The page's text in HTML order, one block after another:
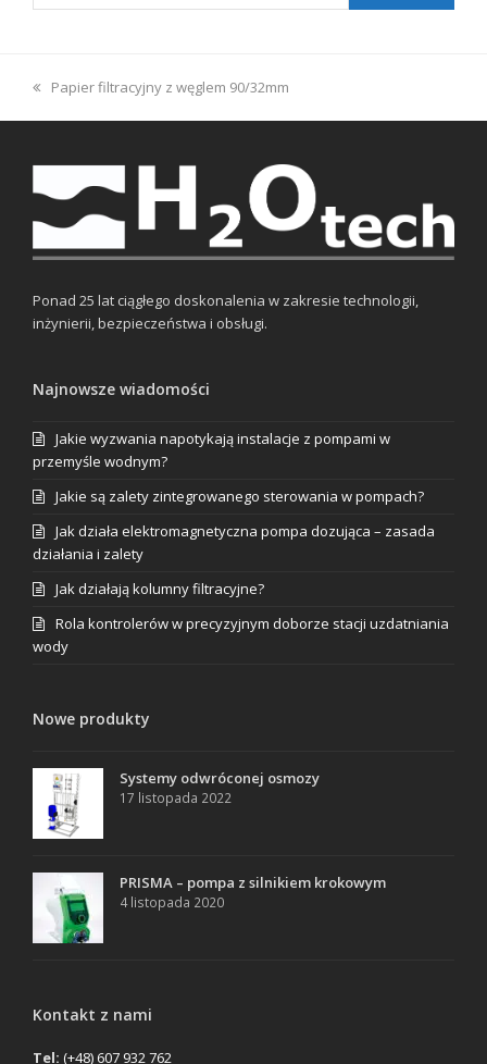
previous
Papier filtracyjny z węglem 90/32mm
Ponad 25 lat ciągłego doskonalenia w zakresie technologii,
inżynierii, bezpieczeństwa i obsługi.
Najnowsze wiadomości
Jakie wyzwania napotykają instalacje z pompami w
przemyśle wodnym?
Jakie są zalety zintegrowanego sterowania w pompach?
Jak działa elektromagnetyczna pompa dozująca – zasada
działania i zalety
Jak działają kolumny filtracyjne?
Rola kontrolerów w precyzyjnym doborze stacji uzdatniania
wody
Nowe produkty
Systemy odwróconej osmozy
17 listopada 2022
PRISMA – pompa z silnikiem krokowym
4 listopada 2020
Kontakt z nami
Tel: (+48) 607 932 762